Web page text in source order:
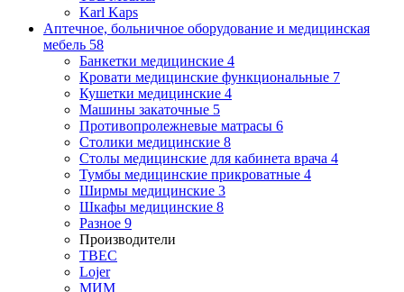
Karl Kaps
Аптечное, больничное оборудование и медицинская
мебель 58
Банкетки медицинские 4
Кровати медицинские функциональные 7
Кушетки медицинские 4
Машины закаточные 5
Противопролежневые матрасы 6
Столики медицинские 8
Столы медицинские для кабинета врача 4
Тумбы медицинские прикроватные 4
Ширмы медицинские 3
Шкафы медицинские 8
Разное 9
Производители
ТВЕС
Lojer
МИМ